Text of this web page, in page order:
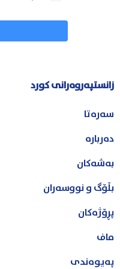
زانستپەروەرانی کورد
سەرەتا
دەربارە
بەشەکان
بڵۆگ و نووسەران
پڕۆژەکان
ماف
پەیوەندی